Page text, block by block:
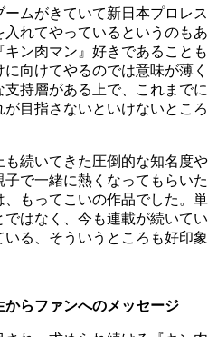
ムがきていて新日本プロレス
れてやっているというのもあ
ン肉マン』好きであることも
向けてやるのでは意味が薄く
持層がある上で、これまでに
目指さないといけないところ
続いてきた圧倒的な知名度や
で一緒に熱くなってもらいた
もってこいの作品でした。単
はなく、今も連載が続いてい
る、そういうところも好印象
らファンへのメッセージ